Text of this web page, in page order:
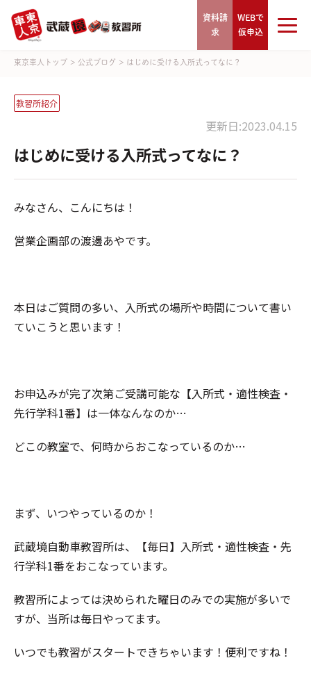
資料請
求
WEBで
仮申込
東京車人トップ > 公式ブログ > はじめに受ける入所式ってなに？
教習所紹介
更新日:2023.04.15
はじめに受ける入所式ってなに？
みなさん、こんにちは！
営業企画部の渡邊あやです。
本日はご質問の多い、入所式の場所や時間について書い
ていこうと思います！
お申込みが完了次第ご受講可能な【入所式・適性検査・
先行学科1番】は一体なんなのか…
どこの教室で、何時からおこなっているのか…
まず、いつやっているのか！
武蔵境自動車教習所は、【毎日】入所式・適性検査・先
行学科1番をおこなっています。
教習所によっては決められた曜日のみでの実施が多いで
すが、当所は毎日やってます。
いつでも教習がスタートできちゃいます！便利ですね！